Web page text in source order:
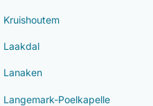
Kruishoutem
Laakdal
Lanaken
Langemark-Poelkapelle